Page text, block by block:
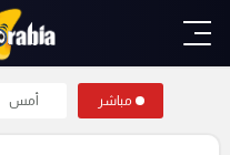
مباشر أمس